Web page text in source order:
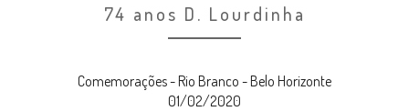
74 anos D. Lourdinha
Comemorações - Rio Branco - Belo Horizonte
01/02/2020